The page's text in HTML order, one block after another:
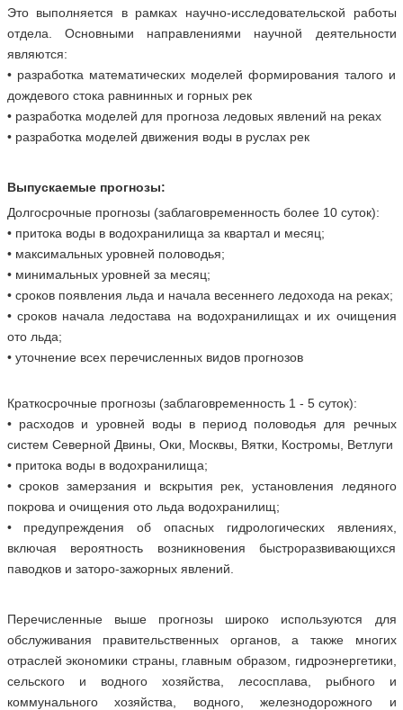
Это выполняется в рамках научно-исследовательской работы
отдела. Основными направлениями научной деятельности
являются:
• разработка математических моделей формирования талого и
дождевого стока равнинных и горных рек
• разработка моделей для прогноза ледовых явлений на реках
• разработка моделей движения воды в руслах рек
Выпускаемые прогнозы:
Долгосрочные прогнозы (заблаговременность более 10 суток):
• притока воды в водохранилища за квартал и месяц;
• максимальных уровней половодья;
• минимальных уровней за месяц;
• сроков появления льда и начала весеннего ледохода на реках;
• сроков начала ледостава на водохранилищах и их очищения
ото льда;
• уточнение всех перечисленных видов прогнозов
Краткосрочные прогнозы (заблаговременность 1 - 5 суток):
• расходов и уровней воды в период половодья для речных
систем Северной Двины, Оки, Москвы, Вятки, Костромы, Ветлуги
• притока воды в водохранилища;
• сроков замерзания и вскрытия рек, установления ледяного
покрова и очищения ото льда водохранилищ;
• предупреждения об опасных гидрологических явлениях,
включая вероятность возникновения быстроразвивающихся
паводков и заторо-зажорных явлений.
Перечисленные выше прогнозы широко используются для
обслуживания правительственных органов, а также многих
отраслей экономики страны, главным образом, гидроэнергетики,
сельского и водного хозяйства, лесосплава, рыбного и
коммунального хозяйства, водного, железнодорожного и